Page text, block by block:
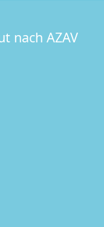
nach AZAV